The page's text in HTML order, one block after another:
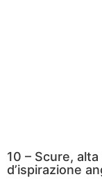
10 – Scure,
d’ispirazione